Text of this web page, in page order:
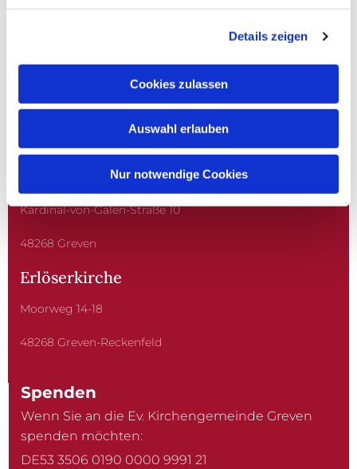
Details zeigen
Cookies zulassen
Auswahl erlauben
Nur notwendige Cookies
EV. KIRCHENGEMEINDE
Christuskirche
Kardinal-von-Galen-Straße 10
48268 Greven
Erlöserkirche
Moorweg 14-18
48268 Greven-Reckenfeld
Spenden
Wenn Sie an die Ev. Kirchengemeinde Greven
spenden möchten:
DE53 3506 0190 0000 9991 21